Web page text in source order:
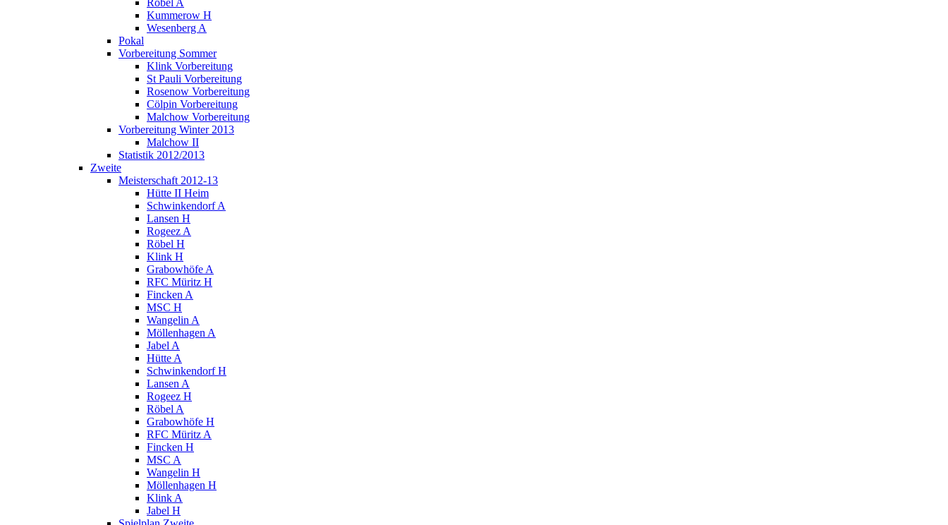
Röbel A
Kummerow H
Wesenberg A
Pokal
Vorbereitung Sommer
Klink Vorbereitung
St Pauli Vorbereitung
Rosenow Vorbereitung
Cölpin Vorbereitung
Malchow Vorbereitung
Vorbereitung Winter 2013
Malchow II
Statistik 2012/2013
Zweite
Meisterschaft 2012-13
Hütte II Heim
Schwinkendorf A
Lansen H
Rogeez A
Röbel H
Klink H
Grabowhöfe A
RFC Müritz H
Fincken A
MSC H
Wangelin A
Möllenhagen A
Jabel A
Hütte A
Schwinkendorf H
Lansen A
Rogeez H
Röbel A
Grabowhöfe H
RFC Müritz A
Fincken H
MSC A
Wangelin H
Möllenhagen H
Klink A
Jabel H